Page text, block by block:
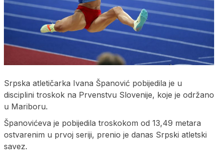
Srpska atletičarka Ivana Španović pobijedila je u
disciplini troskok na Prvenstvu Slovenije, koje je održano
u Mariboru.
Španovićeva je pobijedila troskokom od 13,49 metara
ostvarenim u prvoj seriji, prenio je danas Srpski atletski
savez.